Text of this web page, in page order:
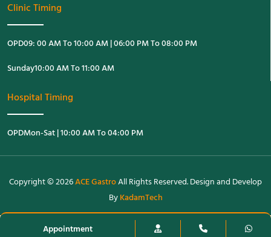
Clinic Timing
OPD09: 00 AM To 10:00 AM | 06:00 PM To 08:00 PM
Sunday10:00 AM To 11:00 AM
Hospital Timing
OPDMon-Sat | 10:00 AM To 04:00 PM
Copyright © 2026ACE GastroAll Rights Reserved. Design and Develop
ByKadamTech
Appointment